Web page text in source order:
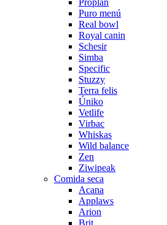
Proplan
Puro menú
Real bowl
Royal canin
Schesir
Simba
Specific
Stuzzy
Terra felis
Úniko
Vetlife
Virbac
Whiskas
Wild balance
Zen
Ziwipeak
Comida seca
Acana
Applaws
Arion
Brit